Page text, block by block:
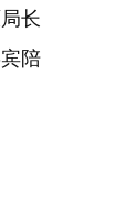
长
陪